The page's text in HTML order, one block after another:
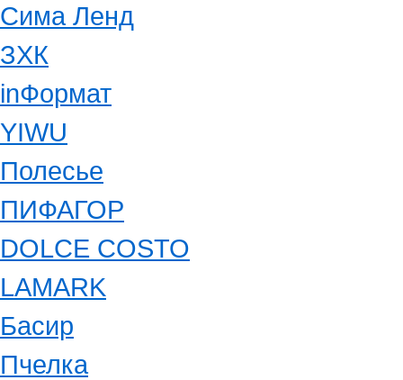
Сима Ленд
ЗХК
inФормат
YIWU
Полесье
ПИФАГОР
DOLCE COSTO
LAMARK
Басир
Пчелка